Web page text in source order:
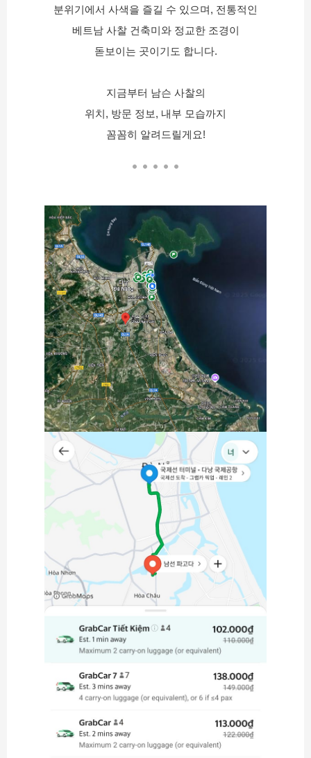
분위기에서 사색을 즐길 수 있으며, 전통적인
베트남 사찰 건축미와 정교한 조경이
돋보이는 곳이기도 합니다.
지금부터 남슨 사찰의
위치, 방문 정보, 내부 모습까지
꼼꼼히 알려드릴게요!